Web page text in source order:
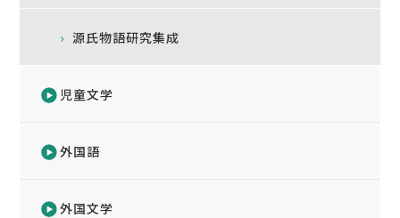
源氏物語研究集成
児童文学
外国語
外国文学